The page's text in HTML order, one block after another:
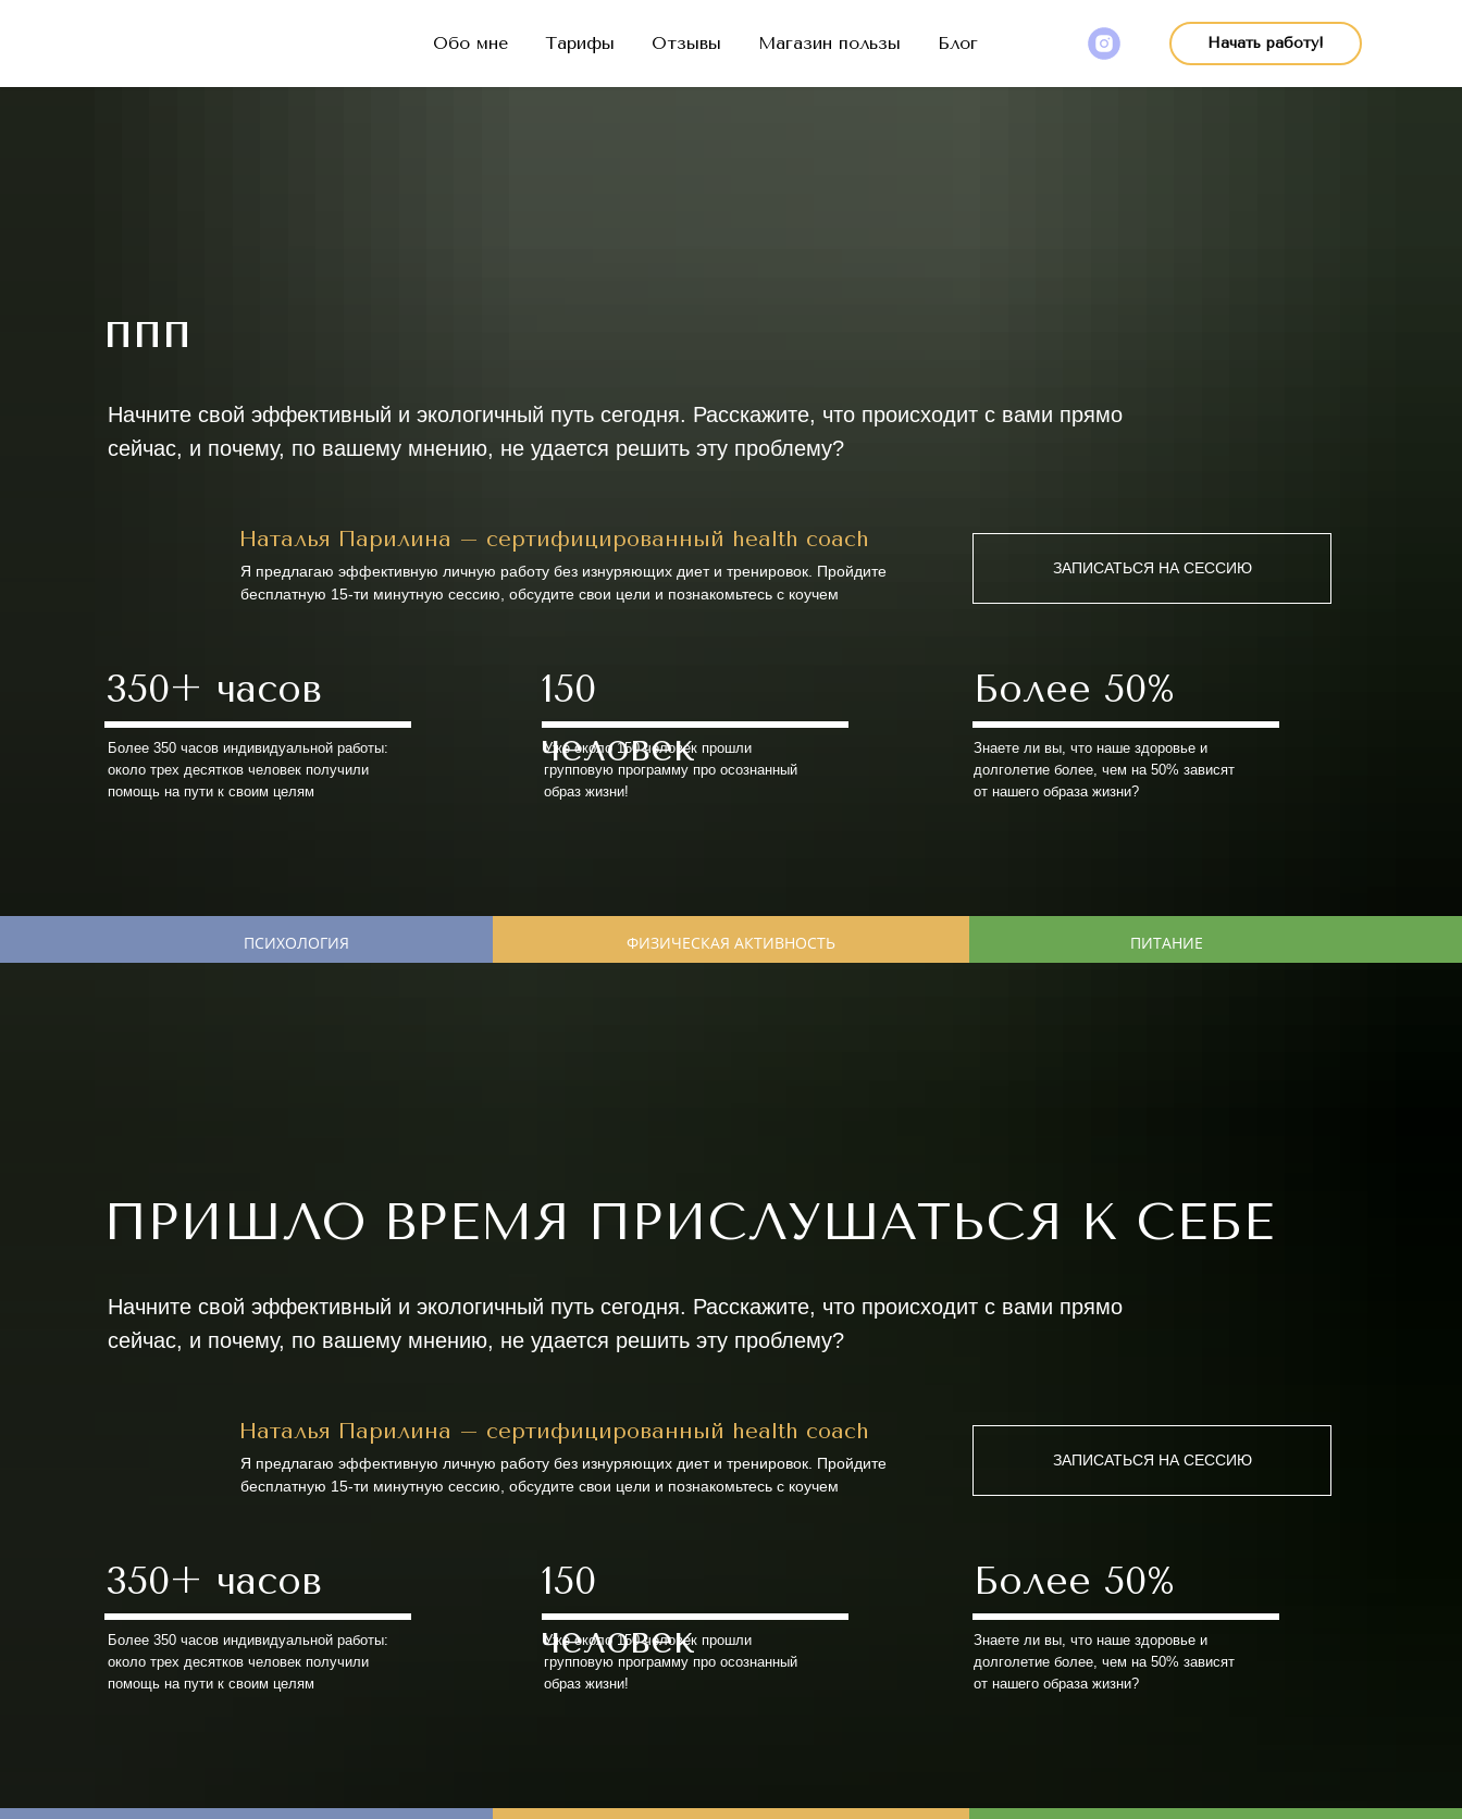
Обо мне Тарифы Отзывы Магазин пользы Блог Начать работу!
ппп
Начните свой эффективный и экологичный путь сегодня. Расскажите, что происходит с вами прямо
сейчас, и почему, по вашему мнению, не удается решить эту проблему?
Наталья Парилина – сертифицированный health coach
Я предлагаю эффективную личную работу без изнуряющих диет и тренировок. Пройдите
бесплатную 15-ти минутную сессию, обсудите свои цели и познакомьтесь с коучем
350+ часов
150
человек
Более 50%
Более 350 часов индивидуальной работы:
около трех десятков человек получили
помощь на пути к своим целям
Уже около 150 человек прошли
групповую программу про осознанный
образ жизни!
Знаете ли вы, что наше здоровье и
долголетие более, чем на 50% зависят
от нашего образа жизни?
ЗАПИСАТЬСЯ НА СЕССИЮ
ПСИХОЛОГИЯ ФИЗИЧЕСКАЯ АКТИВНОСТЬ ПИТАНИЕ
ПРИШЛО ВРЕМЯ ПРИСЛУШАТЬСЯ К СЕБЕ
Начните свой эффективный и экологичный путь сегодня. Расскажите, что происходит с вами прямо
сейчас, и почему, по вашему мнению, не удается решить эту проблему?
Наталья Парилина – сертифицированный health coach
Я предлагаю эффективную личную работу без изнуряющих диет и тренировок. Пройдите
бесплатную 15-ти минутную сессию, обсудите свои цели и познакомьтесь с коучем
350+ часов
150
человек
Более 50%
Более 350 часов индивидуальной работы:
около трех десятков человек получили
помощь на пути к своим целям
Уже около 150 человек прошли
групповую программу про осознанный
образ жизни!
Знаете ли вы, что наше здоровье и
долголетие более, чем на 50% зависят
от нашего образа жизни?
ЗАПИСАТЬСЯ НА СЕССИЮ